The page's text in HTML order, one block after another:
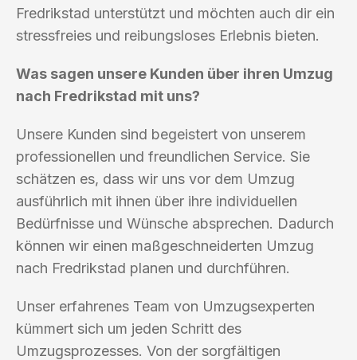
Fredrikstad unterstützt und möchten auch dir ein
stressfreies und reibungsloses Erlebnis bieten.
Was sagen unsere Kunden über ihren Umzug
nach Fredrikstad mit uns?
Unsere Kunden sind begeistert von unserem
professionellen und freundlichen Service. Sie
schätzen es, dass wir uns vor dem Umzug
ausführlich mit ihnen über ihre individuellen
Bedürfnisse und Wünsche absprechen. Dadurch
können wir einen maßgeschneiderten Umzug
nach Fredrikstad planen und durchführen.
Unser erfahrenes Team von Umzugsexperten
kümmert sich um jeden Schritt des
Umzugsprozesses. Von der sorgfältigen